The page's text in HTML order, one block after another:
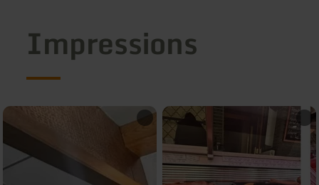
Impressions